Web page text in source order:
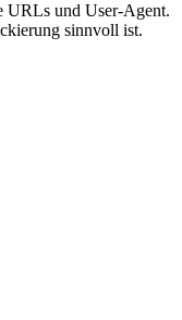
URLs und User-Agent.
sinnvoll ist.